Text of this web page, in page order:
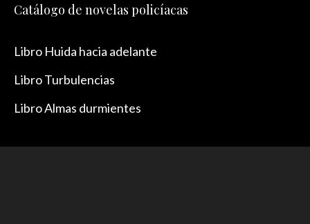
Catálogo de novelas policíacas
Libro Huida hacia adelante
Libro Turbulencias
Libro Almas durmientes